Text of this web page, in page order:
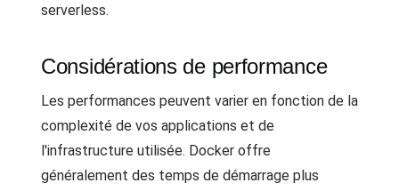
serverless.
Considérations de performance
Les performances peuvent varier en fonction de la
complexité de vos applications et de
l'infrastructure utilisée. Docker offre
généralement des temps de démarrage plus